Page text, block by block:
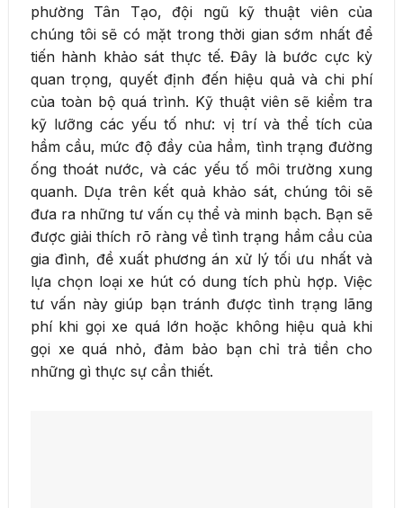
phường Tân Tạo, đội ngũ kỹ thuật viên của
chúng tôi sẽ có mặt trong thời gian sớm nhất để
tiến hành khảo sát thực tế. Đây là bước cực kỳ
quan trọng, quyết định đến hiệu quả và chi phí
của toàn bộ quá trình. Kỹ thuật viên sẽ kiểm tra
kỹ lưỡng các yếu tố như: vị trí và thể tích của
hầm cầu, mức độ đầy của hầm, tình trạng đường
ống thoát nước, và các yếu tố môi trường xung
quanh. Dựa trên kết quả khảo sát, chúng tôi sẽ
đưa ra những tư vấn cụ thể và minh bạch. Bạn sẽ
được giải thích rõ ràng về tình trạng hầm cầu của
gia đình, đề xuất phương án xử lý tối ưu nhất và
lựa chọn loại xe hút có dung tích phù hợp. Việc
tư vấn này giúp bạn tránh được tình trạng lãng
phí khi gọi xe quá lớn hoặc không hiệu quả khi
gọi xe quá nhỏ, đảm bảo bạn chỉ trả tiền cho
những gì thực sự cần thiết.